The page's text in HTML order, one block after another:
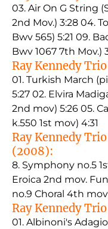
03. Air On G String
2nd Mov.) 3:28 04.
Bwv 565) 5:21 09.
Bwv 1067 7th Mov.)
Ray Kennedy
01. Turkish March
5:27 02. Elvira
2nd mov) 5:26 05.
k.550 1st mov) 4:31
Ray Kennedy
(2008):
8. Symphony no.5
Eroica 2nd mov.
no.9 Choral 4th mov
Ray Kennedy
01. Albinoni's